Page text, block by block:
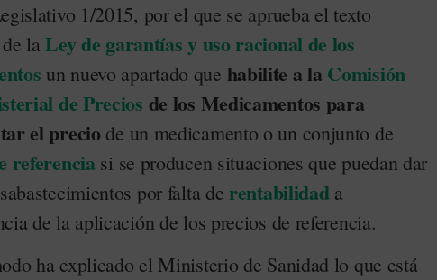
1/2015, por el que se aprueba el texto
laLey de garantías y uso racional de los
un nuevo apartado que habilite a la Comisión
de Precios de los Medicamentos para
el precio de un medicamento o un conjunto de
referenciasi se producen situaciones que puedan dar
por falta de rentabilidada
de la aplicación de los precios de referencia.
ha explicado el Ministerio de Sanidad lo que está